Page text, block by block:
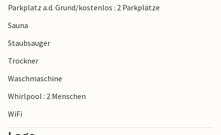
Parkplatz a.d. Grund/kostenlos : 2 Parkplätze
Sauna
Staubsauger
Trockner
Waschmaschine
Whirlpool : 2 Menschen
WiFi